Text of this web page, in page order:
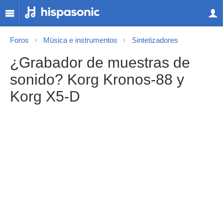
Foros Música e instrumentos Sintetizadores
¿Grabador de muestras de
sonido? Korg Kronos-88 y
Korg X5-D